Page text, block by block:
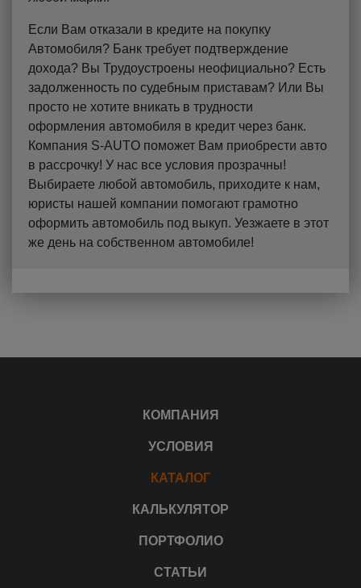
Если Вам отказали в кредите на покупку
Автомобиля? Банк требует подтверждение
дохода? Вы Трудоустроены неофициально? Есть
задолженность по судебным приставам? Или Вы
просто не хотите вникать в трудности
оформления автомобиля в кредит через банк.
Компания S-AUTO поможет Вам приобрести авто
в рассрочку! У нас все условия прозрачны!
Выбираете любой автомобиль, приходите к нам,
юристы нашей компании помогают грамотно
оформить автомобиль под выкуп. Уезжаете в этот
же день на собственном автомобиле!
КОМПАНИЯ
УСЛОВИЯ
КАТАЛОГ
КАЛЬКУЛЯТОР
ПОРТФОЛИО
СТАТЬИ